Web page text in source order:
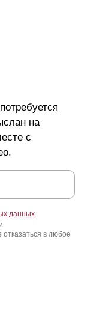
на
с
данных
в любое